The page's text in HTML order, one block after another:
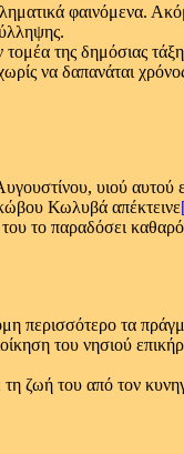
φαινόμενα.
της δημόσιας
να δαπανάται
υιού
Κωλυβά απέκτεινε
το παραδόσει
περισσότερο τα
του νησιού
ζωή του από τον